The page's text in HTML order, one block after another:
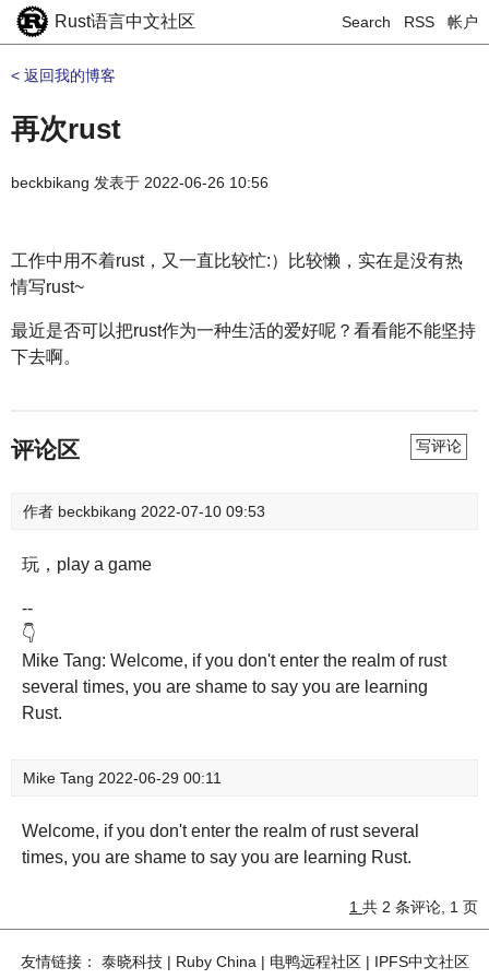
Rust语言中文社区 Search RSS 帐户
< 返回我的博客
再次rust
beckbikang 发表于 2022-06-26 10:56
工作中用不着rust，又一直比较忙:）比较懒，实在是没有热
情写rust~
最近是否可以把rust作为一种生活的爱好呢？看看能不能坚持
下去啊。
评论区 写评论
作者 beckbikang 2022-07-10 09:53
玩，play a game
--
👇
Mike Tang: Welcome, if you don't enter the realm of rust
several times, you are shame to say you are learning
Rust.
Mike Tang 2022-06-29 00:11
Welcome, if you don't enter the realm of rust several
times, you are shame to say you are learning Rust.
1 共 2 条评论, 1 页
友情链接： 泰晓科技| Ruby China | 电鸭远程社区| IPFS中文社区